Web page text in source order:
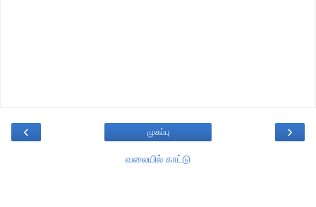
‹ ›
முகப்பு
வலையில் காட்டு